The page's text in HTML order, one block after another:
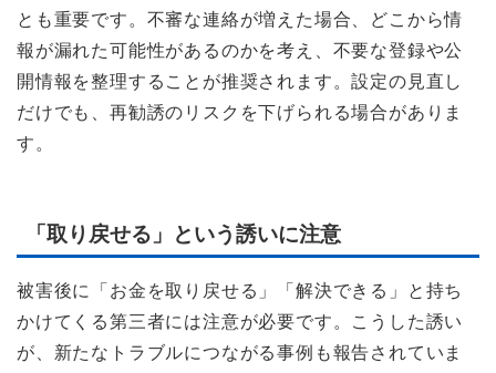
とも重要です。不審な連絡が増えた場合、どこから情
報が漏れた可能性があるのかを考え、不要な登録や公
開情報を整理することが推奨されます。設定の見直し
だけでも、再勧誘のリスクを下げられる場合がありま
す。
「取り戻せる」という誘いに注意
被害後に「お金を取り戻せる」「解決できる」と持ち
かけてくる第三者には注意が必要です。こうした誘い
が、新たなトラブルにつながる事例も報告されていま